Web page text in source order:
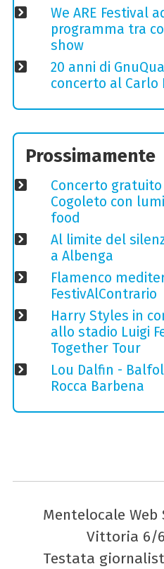
We ARE Festival
programma tra
show
20 anni di
concerto al Carlo
Prossimamente
Concerto gratuito
Cogoleto con
food
Al limite del
a Albenga
Flamenco
FestivAlContrario
Harry Styles in
allo stadio Luigi
Together Tour
Lou Dalfin -
Rocca Barbena
Mentelocale Web
Vittoria 6/
Testata